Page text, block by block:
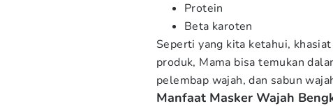
Protein
Beta karoten
Seperti yang kita ketahui,
produk, Mama bisa temukan
pelembap wajah, dan sabun
Manfaat Masker Wajah